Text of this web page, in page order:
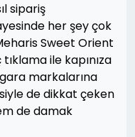
sipariş
her şey çok
Sweet Orient
ile kapınıza
markalarına
de dikkat çeken
de damak